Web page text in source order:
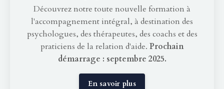
Découvrez notre toute nouvelle formation à
l'accompagnement intégral, à destination des
psychologues, des thérapeutes, des coachs et des
praticiens de la relation d'aide. Prochain
démarrage : septembre 2025.
En savoir plus